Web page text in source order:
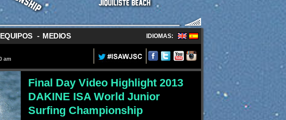
IDIOMAS:
EQUIPOS - MEDIOS
Final Day Video Highlight 2013
DAKINE ISA World Junior
Surfing Championship